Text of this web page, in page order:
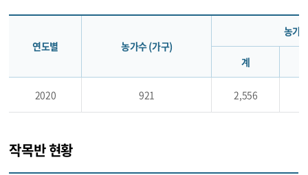
연도별 농가수 (가구)
농가
계
2020 921 2,556
작목반 현황